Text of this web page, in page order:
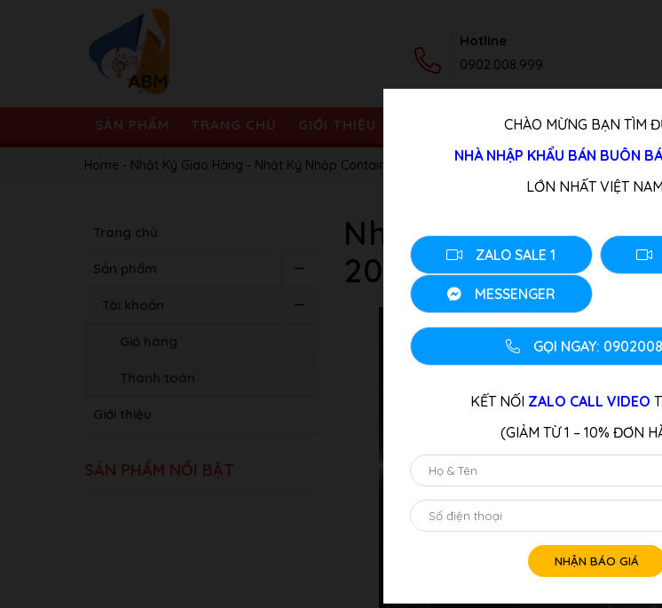
Hotline
0902.008.999
SẢN PHẨM TRANG CHỦ GIỚI THIỆU TIN TỨC LIÊN HỆ
Home - Nhật Ký Giao Hàng - Nhật Ký Nhập Container Đàn Piano Điện 27-4-2023
Trang chủ
Sản phẩm
Tài khoản
Giỏ hàng
Thanh toán
Giới thiệu
SẢN PHẨM NỔI BẬT
Nhật Ký Nhập
2023
CHÀO MỪNG BẠN TÌM
NHÀ NHẬP KHẨU BÁN BUÔN
LỚN NHẤT VIỆT
ZALO SALE 1
MESSENGER
GỌI NGAY:
KẾT NỐI ZALO CALL VIDEO
(GIẢM TỪ 1 – 10% ĐƠN